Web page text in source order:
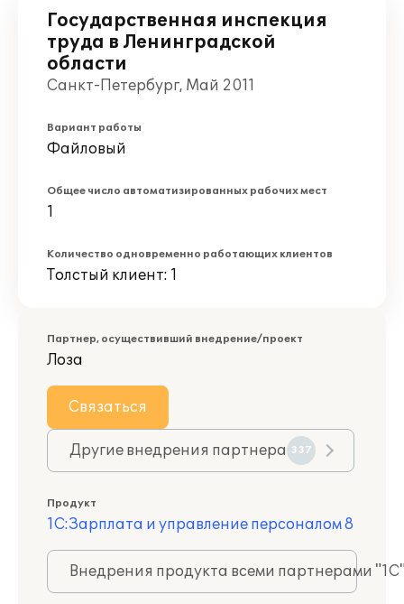
Государственная инспекция
труда в Ленинградской
области
Санкт-Петербург, Май 2011
Вариант работы
Файловый
Общее число автоматизированных рабочих мест
1
Количество одновременно работающих клиентов
Толстый клиент: 1
Партнер, осуществивший внедрение/проект
Лоза
Связаться
Другие внедрения партнера 337
Продукт
1С:Зарплата и управление персоналом 8
Внедрения продукта всеми партнерами